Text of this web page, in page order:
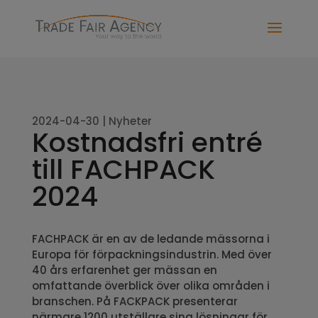
Kostnadsfri entré
till FACHPACK
2024
2024-04-30 Nyheter
FACHPACK är en av de ledande mässorna i
Europa för förpackningsindustrin. Med över
40 års erfarenhet ger mässan en
omfattande överblick över olika områden i
branschen. På FACKPACK presenterar